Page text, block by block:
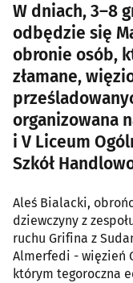
W dniach, 3–8
odbędzie się
obronie osób,
złamane,
organizowana
i V Liceum
Szkół
Aleś Bialacki,
dziewczyny z
ruchu Grifina z
Almerfedi - więzień
którym tegoroczna